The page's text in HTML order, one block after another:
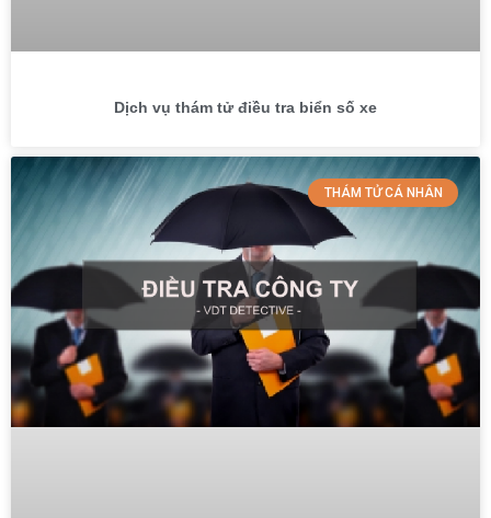
Dịch vụ thám tử điều tra biển số xe
THÁM TỬ CÁ NHÂN